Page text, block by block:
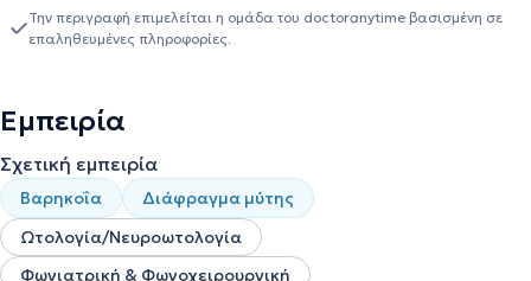
ειδικότητας. Στο πλαίσιο της στρατιωτικής του θητείας
υπηρέτησε ως Ιατρός Μονάδας στο Κέντρο Εκπαίδευσης Ειδικών
πλούσια εκπαιδευτική εμπειρία του Ιατρού: Συμμετείχε στην
Εκπαίδευση προπτυχιακών φοιτητών της Ιατρικής Σχολής του
Johannes Gutenberg Πανεπιστημίου Mainz Γερμανίας επί 5ετία
στο μάθημα της Ωτορινολαρυγγολογίας καθώς και ως εξεταστής
φοιτητών στις τελικές προφορικές εξετάσεις στο ίδιο μάθημα.
Επίσης, συμμετείχε στα εσωτερικά μετεκπαιδευτικά μαθήματα
της Πανεπιστημιακής ΩΡΛ Κλινικής Mainz Γερμανίας με διαλέξεις
Την περιγραφή επιμελείται η ομάδα του doctoranytime βασισμένη σε
επαληθευμένες πληροφορίες.
Εμπειρία
Σχετική εμπειρία
Βαρηκοΐα
Διάφραγμα μύτης
Ωτολογία/Νευροωτολογία
Φωνιατρική & Φωνοχειρουργική